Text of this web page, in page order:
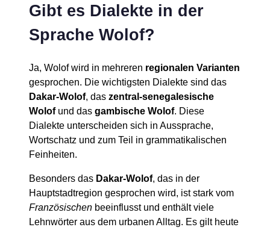
Gibt es Dialekte in der
Sprache Wolof?
Ja, Wolof wird in mehreren regionalen Varianten
gesprochen. Die wichtigsten Dialekte sind das
Dakar-Wolof, das zentral-senegalesische
Wolofund das gambische Wolof. Diese
Dialekte unterscheiden sich in Aussprache,
Wortschatz und zum Teil in grammatikalischen
Feinheiten.
Besonders das Dakar-Wolof, das in der
Hauptstadtregion gesprochen wird, ist stark vom
Französischen beeinflusst und enthält viele
Lehnwörter aus dem urbanen Alltag. Es gilt heute